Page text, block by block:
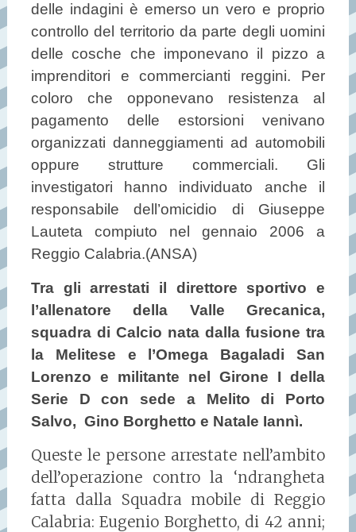
delle indagini è emerso un vero e proprio
controllo del territorio da parte degli uomini
delle cosche che imponevano il pizzo a
imprenditori e commercianti reggini. Per
coloro che opponevano resistenza al
pagamento delle estorsioni venivano
organizzati danneggiamenti ad automobili
oppure strutture commerciali. Gli
investigatori hanno individuato anche il
responsabile dell’omicidio di Giuseppe
Lauteta compiuto nel gennaio 2006 a
Reggio Calabria.(ANSA)
Tra gli arrestati il direttore sportivo e
l’allenatore della Valle Grecanica,
squadra di Calcio nata dalla fusione tra
la Melitese e l’Omega Bagaladi San
Lorenzo e militante nel Girone I della
Serie D con sede a Melito di Porto
Salvo, Gino Borghetto e Natale Iannì.
Queste le persone arrestate nell’ambito
dell’operazione contro la ‘ndrangheta
fatta dalla Squadra mobile di Reggio
Calabria: Eugenio Borghetto, di 42 anni;